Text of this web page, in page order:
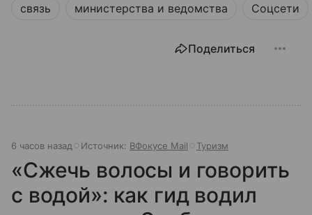
развитие технологий, связь и информационную
связь министерства и ведомства Соцсети
Поделиться
6 часов назад Источник: ВФокусе Mail Туризм
«Сжечь волосы и говорить
с водой»: как гид водил